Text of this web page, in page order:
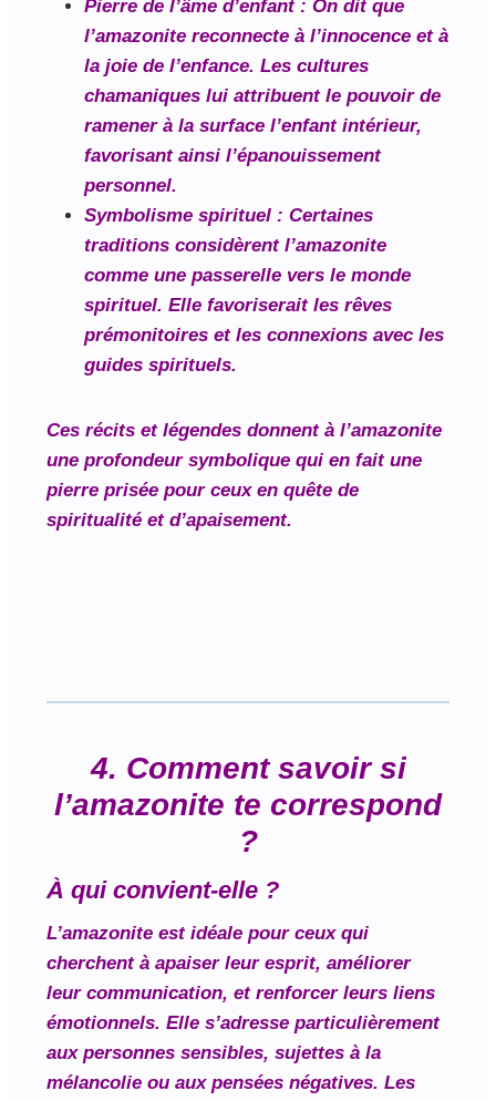
Pierre de l’âme d’enfant: On dit que
l’amazonite reconnecte à l’innocence et à
la joie de l’enfance. Les cultures
chamaniques lui attribuent le pouvoir de
ramener à la surface l’enfant intérieur,
favorisant ainsi l’épanouissement
personnel.
Symbolisme spirituel : Certaines
traditions considèrent l’amazonite
comme une passerelle vers le monde
spirituel. Elle favoriserait les rêves
prémonitoires et les connexions avec les
guides spirituels.
Ces récits et légendes donnent à l’amazonite
une profondeur symbolique qui en fait une
pierre prisée pour ceux en quête de
spiritualité et d’apaisement.
4. Comment savoir si
l’amazonite te correspond
?
À qui convient-elle ?
L’amazonite est idéale pour ceux qui
cherchent à apaiser leur esprit, améliorer
leur communication, et renforcer leurs liens
émotionnels. Elle s’adresse particulièrement
aux personnes sensibles, sujettes à la
mélancolie ou aux pensées négatives. Les